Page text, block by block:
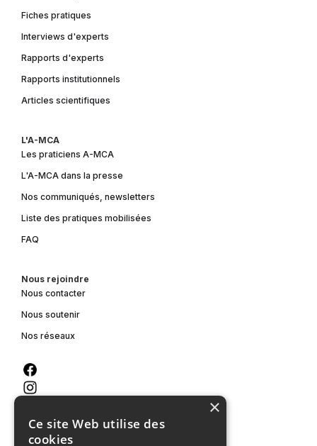
Fiches pratiques
Interviews d'experts
Rapports d'experts
Rapports institutionnels
Articles scientifiques
L'A-MCA
Les praticiens A-MCA
L'A-MCA dans la presse
Nos communiqués, newsletters
Liste des pratiques mobilisées
FAQ
Nous rejoindre
Nous contacter
Nous soutenir
Nos réseaux
×
Ce site Web utilise des
cookies